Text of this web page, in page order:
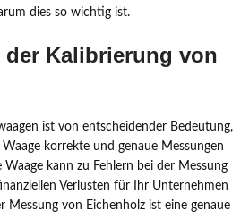
dies so wichtig ist.
der Kalibrierung von
ist von entscheidender Bedeutung,
korrekte und genaue Messungen
Waage kann zu Fehlern bei der Messung
Verlusten für Ihr Unternehmen
Messung von Eichenholz ist eine genaue